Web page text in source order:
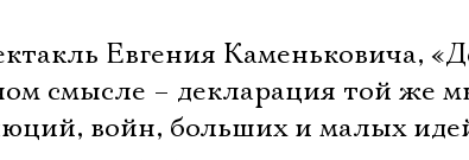
Евгения Каменьковича,
смысле – декларация той же
войн, больших и малых